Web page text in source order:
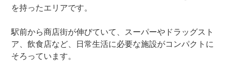
を持ったエリアです。
駅前から商店街が伸びていて、スーパーやドラッグスト
ア、飲食店など、日常生活に必要な施設がコンパクトに
そろっています。